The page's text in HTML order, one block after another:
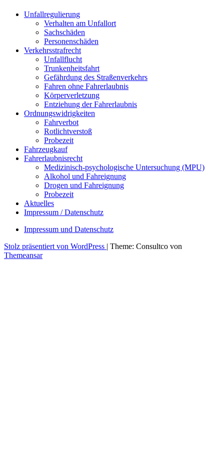
Unfallregulierung
Verhalten am Unfallort
Sachschäden
Personenschäden
Verkehrsstrafrecht
Unfallflucht
Trunkenheitsfahrt
Gefährdung des Straßenverkehrs
Fahren ohne Fahrerlaubnis
Körperverletzung
Entziehung der Fahrerlaubnis
Ordnungswidrigkeiten
Fahrverbot
Rotlichtverstoß
Probezeit
Fahrzeugkauf
Fahrerlaubnisrecht
Medizinisch-psychologische Untersuchung (MPU)
Alkohol und Fahreignung
Drogen und Fahreignung
Probezeit
Aktuelles
Impressum / Datenschutz
Impressum und Datenschutz
Stolz präsentiert von WordPress | Theme: Consultco von
Themeansar